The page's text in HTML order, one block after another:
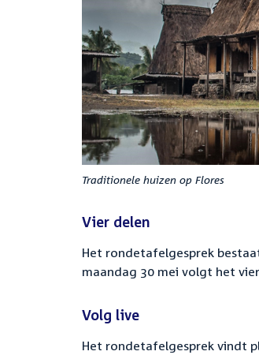
Traditionele huizen op Flores
Vier delen
Het rondetafelgesprek
maandag 30 mei volgt het
Volg live
Het rondetafelgesprek vindt